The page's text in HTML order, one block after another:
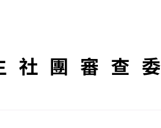
社團審查